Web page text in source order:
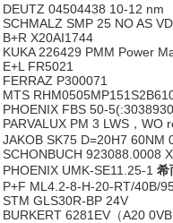
DEUTZ 04504438 10-12 nm
SCHMALZ SMP 25 NO AS
B+R X20AI1744
KUKA 226429 PMM Power
E+L FR5021
FERRAZ P300071
MTS
PHOENIX FBS 50-
PARVALUX PM 3 LWS，WO
JAKOB SK75 D=20H7
SCHONBUCH 923088.0008
PHOENIX UMK-SE11.25-1 希
P+F ML4.2-8-H-20-RT/40B/
STM GLS30R-BP 24V
BURKERT 6281EV（A20